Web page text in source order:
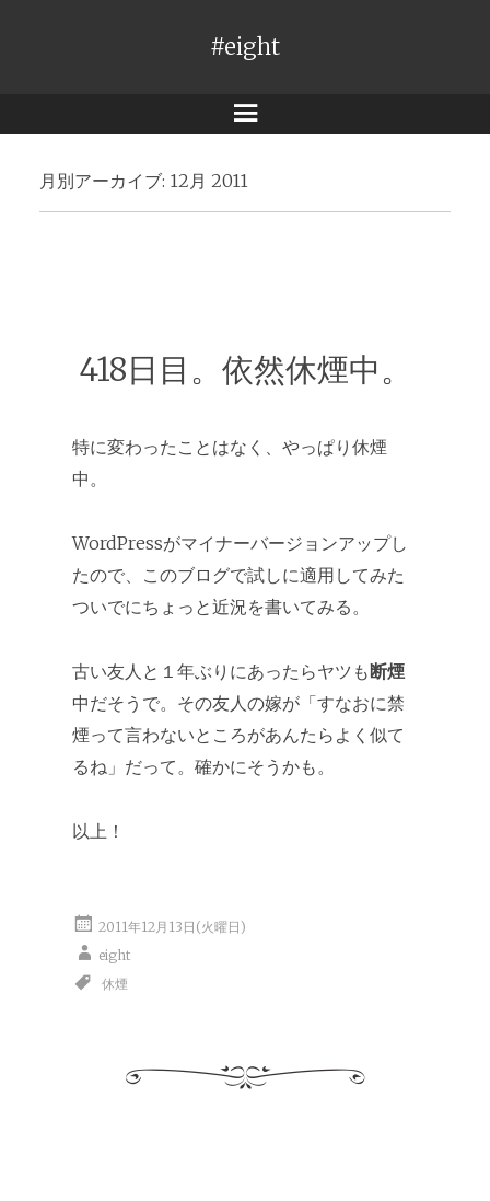
#eight
メ
ュ
ー
月別アーカイブ: 12月 2011
418日目。依然休煙中。
特に変わったことはなく、やっぱり休煙
中。
WordPressがマイナーバージョンアップし
たので、このブログで試しに適用してみた
ついでにちょっと近況を書いてみる。
古い友人と１年ぶりにあったらヤツも 断煙
中だそうで。その友人の嫁が「すなおに禁
煙って言わないところがあんたらよく似て
るね」だって。確かにそうかも。
以上！
2011年12月13日(火曜日)
eight
休煙